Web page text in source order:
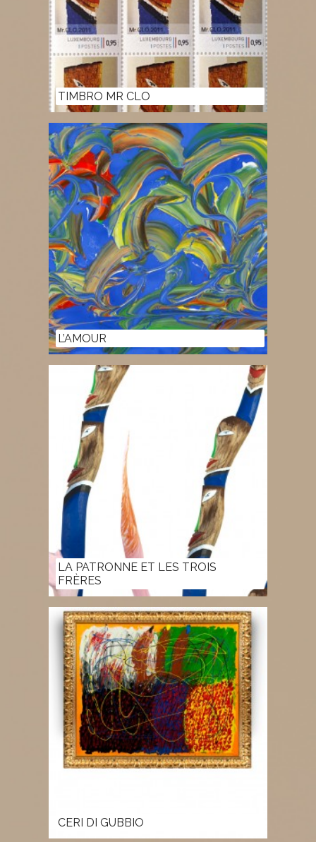
TIMBRO MR CLO
L’AMOUR
LA PATRONNE ET LES TROIS
FRÈRES
CERI DI GUBBIO